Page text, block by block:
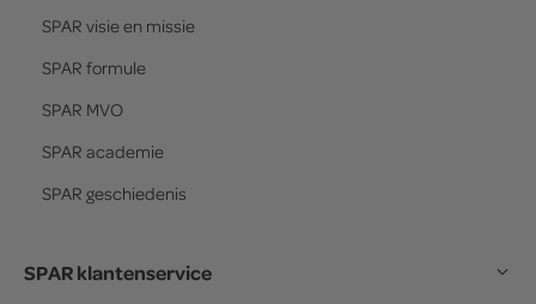
SPAR visie en missie
SPAR formule
SPAR MVO
SPAR academie
SPAR geschiedenis
SPAR klantenservice